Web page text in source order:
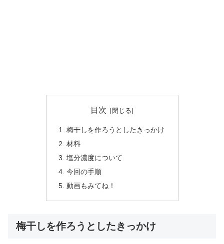
目次
梅干しを作ろうとしたきっかけ
材料
塩分濃度について
今回の手順
動画もみてね！
梅干しを作ろうとしたきっかけ